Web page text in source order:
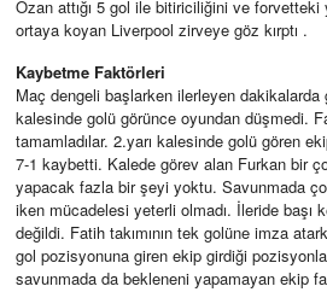
Ozan attığı 5 gol ile bitiriciliğini ve
ortaya koyan Liverpool zirveye göz kırptı .
Kaybetme Faktörleri
Maç dengeli başlarken ilerleyen dakikalarda
kalesinde golü görünce oyundan düşmedi.
tamamladılar. 2.yarı kalesinde golü gören
7-1 kaybetti. Kalede görev alan Furkan bir
yapacak fazla bir şeyi yoktu. Savunmada
iken mücadelesi yeterli olmadı. İleride başı
değildi. Fatih takımının tek golüne imza
gol pozisyonuna giren ekip girdiği
savunmada da bekleneni yapamayan ekip